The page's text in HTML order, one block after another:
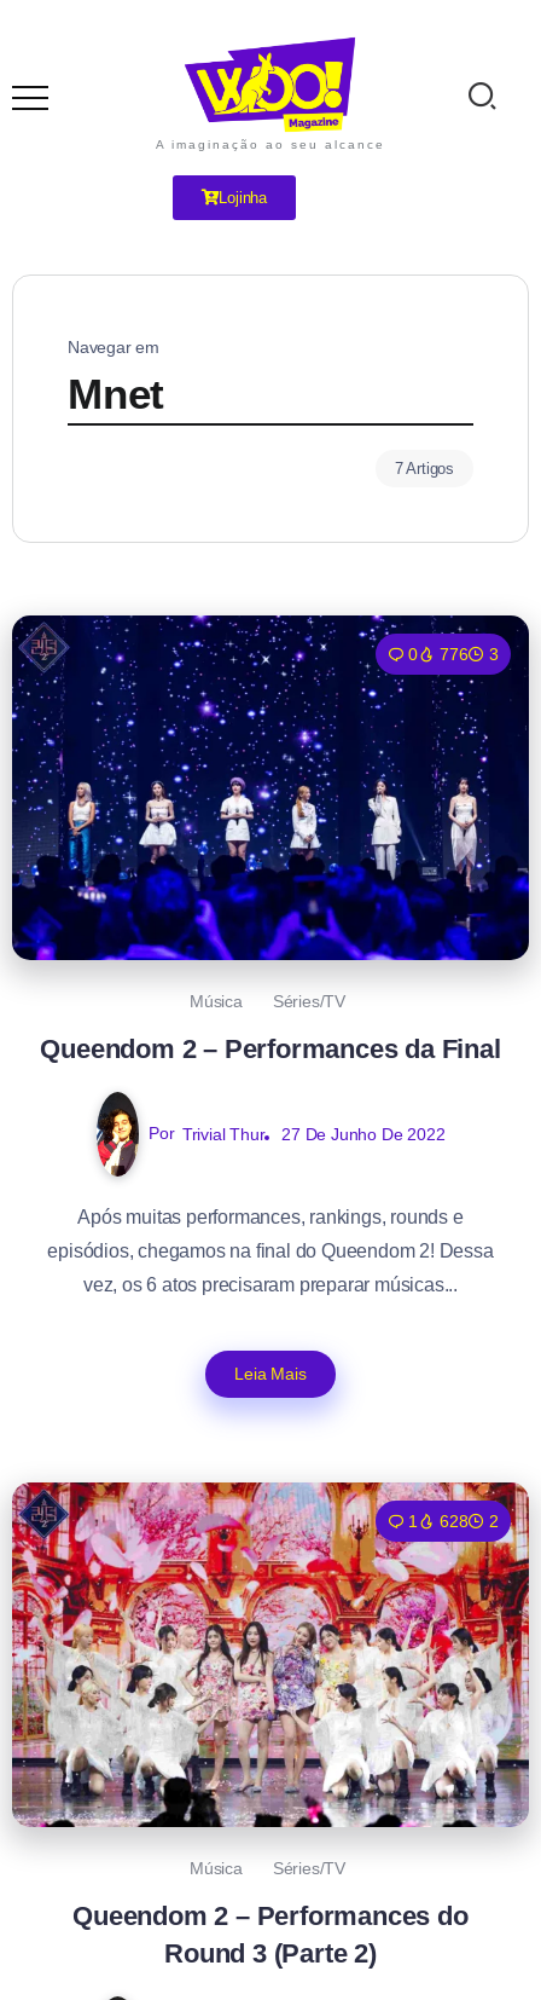
A imaginação ao seu alcance
Lojinha
Navegar em
Mnet
7 Artigos
0 776 3
Música Séries/TV
Queendom 2 – Performances da Final
Por Trivial Thur 27 De Junho De 2022
Após muitas performances, rankings, rounds e
episódios, chegamos na final do Queendom 2! Dessa
vez, os 6 atos precisaram preparar músicas...
Leia Mais
1 628 2
Música Séries/TV
Queendom 2 – Performances do
Round 3 (Parte 2)